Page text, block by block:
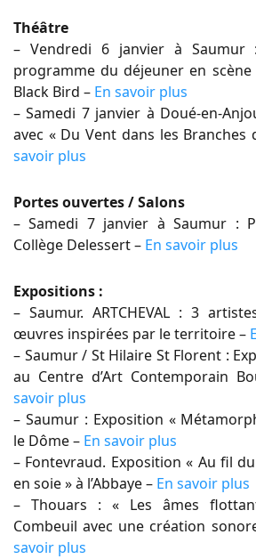
Théâtre
– Vendredi 6 janvier à
programme du déjeuner en
Black Bird – En savoir plus
– Samedi 7 janvier à Doué-en-
avec « Du Vent dans les Branches
savoir plus
Portes ouvertes / Salons
– Samedi 7 janvier à Saumur :
Collège Delessert – En savoir plus
Expositions :
– Saumur. ARTCHEVAL : 3
œuvres inspirées par le territoire –
– Saumur / St Hilaire St Florent :
au Centre d’Art Contemporain
savoir plus
– Saumur : Exposition «
le Dôme – En savoir plus
– Fontevraud. Exposition « Au fil
en soie » à l’Abbaye – En savoir plus
– Thouars : « Les âmes
Combeuil avec une création
savoir plus